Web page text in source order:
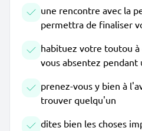
une rencontre avec la
permettra de finaliser
habituez votre toutou
vous absentez
prenez-vous y bien à
trouver quelqu'un
dites bien les choses